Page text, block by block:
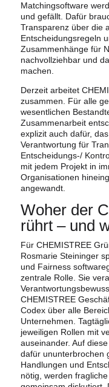
Matchingsoftware
und gefällt. Dafür
Transparenz über die
Entscheidungsregeln
Zusammenhänge für
nachvollziehbar und
machen.
Derzeit arbeitet
zusammen. Für alle
wesentlichen
Zusammenarbeit
explizit auch dafür,
Verantwortung für
Entscheidungs-/
mit jedem Projekt in
Organisationen
angewandt.
Woher der
rührt – und
Für CHEMISTREE
Rosmarie Steininger
und Fairness
zentrale Rolle. Sie
CHEMISTREE
Codex über alle
Unternehmen.
jeweiligen Rollen mit
auseinander. Auf
dafür ununterbrochen
Handlungen und
nötig, werden